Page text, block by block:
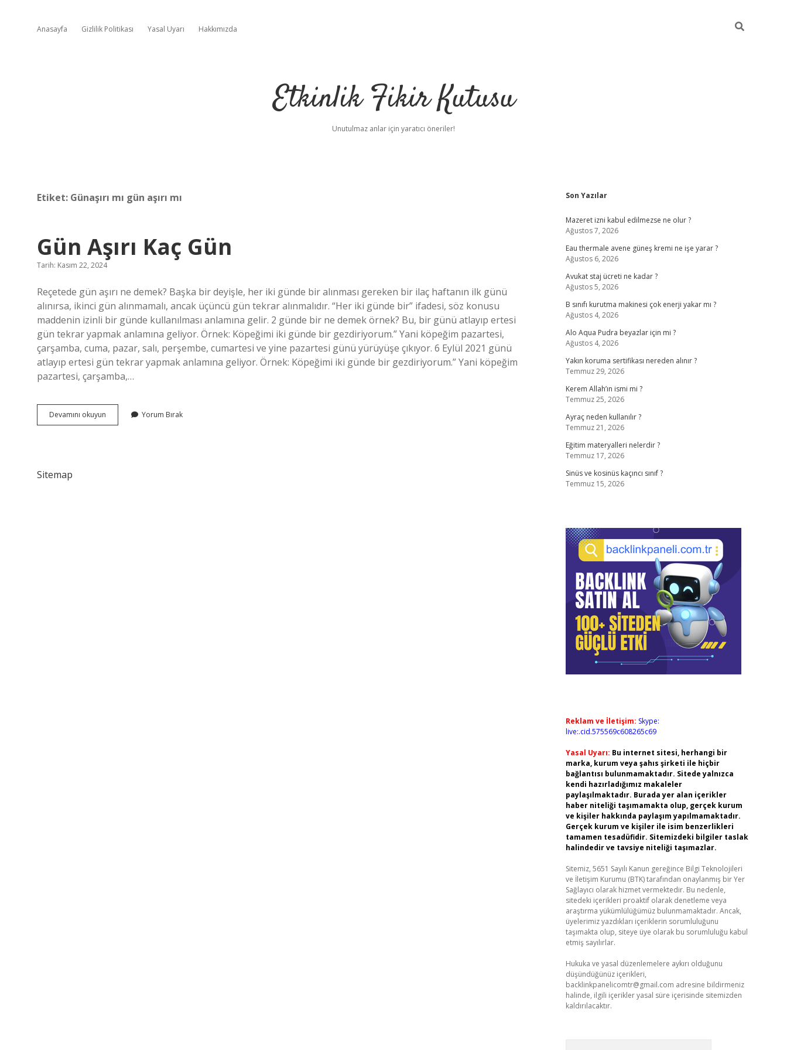
Anasayfa Gizlilik Politikası Yasal Uyarı Hakkımızda
Etkinlik Fikir Kutusu
Unutulmaz anlar için yaratıcı öneriler!
Etiket: Günaşırı mı gün aşırı mı
Gün Aşırı Kaç Gün
Tarih: Kasım 22, 2024
Reçetede gün aşırı ne demek? Başka bir deyişle, her iki günde bir alınması gereken bir ilaç haftanın ilk günü
alınırsa, ikinci gün alınmamalı, ancak üçüncü gün tekrar alınmalıdır. “Her iki günde bir” ifadesi, söz konusu
maddenin izinli bir günde kullanılması anlamına gelir. 2 günde bir ne demek örnek? Bu, bir günü atlayıp ertesi
gün tekrar yapmak anlamına geliyor. Örnek: Köpeğimi iki günde bir gezdiriyorum.” Yani köpeğim pazartesi,
çarşamba, cuma, pazar, salı, perşembe, cumartesi ve yine pazartesi günü yürüyüşe çıkıyor. 6 Eylül 2021 günü
atlayıp ertesi gün tekrar yapmak anlamına geliyor. Örnek: Köpeğimi iki günde bir gezdiriyorum.” Yani köpeğim
pazartesi, çarşamba,…
Devamını okuyun
Aşırı
Yorum Bırak
Sitemap
Sidebar
Son Yazılar
Mazeret izni kabul edilmezse ne olur ?
Ağustos 7, 2026
Eau thermale avene güneş kremi ne işe yarar ?
Ağustos 6, 2026
Avukat staj ücreti ne kadar ?
Ağustos 5, 2026
B sınıfı kurutma makinesi çok enerji yakar mı ?
Ağustos 4, 2026
Alo Aqua Pudra beyazlar için mi ?
Ağustos 4, 2026
Yakın koruma sertifikası nereden alınır ?
Temmuz 29, 2026
Kerem Allah’ın ismi mi ?
Temmuz 25, 2026
Ayraç neden kullanılır ?
Temmuz 21, 2026
Eğitim materyalleri nelerdir ?
Temmuz 17, 2026
Sinüs ve kosinüs kaçıncı sınıf ?
Temmuz 15, 2026
Reklam ve İletişim: Skype:
live:.cid.575569c608265c69
Yasal Uyarı: Bu internet sitesi, herhangi bir
marka, kurum veya şahıs şirketi ile hiçbir
bağlantısı bulunmamaktadır. Sitede yalnızca
kendi hazırladığımız makaleler
paylaşılmaktadır. Burada yer alan içerikler
haber niteliği taşımamakta olup, gerçek kurum
ve kişiler hakkında paylaşım yapılmamaktadır.
Gerçek kurum ve kişiler ile isim benzerlikleri
tamamen tesadüfidir. Sitemizdeki bilgiler taslak
halindedir ve tavsiye niteliği taşımazlar.
Sitemiz, 5651 Sayılı Kanun gereğince Bilgi Teknolojileri
ve İletişim Kurumu (BTK) tarafından onaylanmış bir Yer
Sağlayıcı olarak hizmet vermektedir. Bu nedenle,
sitedeki içerikleri proaktif olarak denetleme veya
araştırma yükümlülüğümüz bulunmamaktadır. Ancak,
üyelerimiz yazdıkları içeriklerin sorumluluğunu
taşımakta olup, siteye üye olarak bu sorumluluğu kabul
etmiş sayılırlar.
Hukuka ve yasal düzenlemelere aykırı olduğunu
düşündüğünüz içerikleri,
backlinkpanelicomtr@gmail.com adresine bildirmeniz
halinde, ilgili içerikler yasal süre içerisinde sitemizden
kaldırılacaktır.